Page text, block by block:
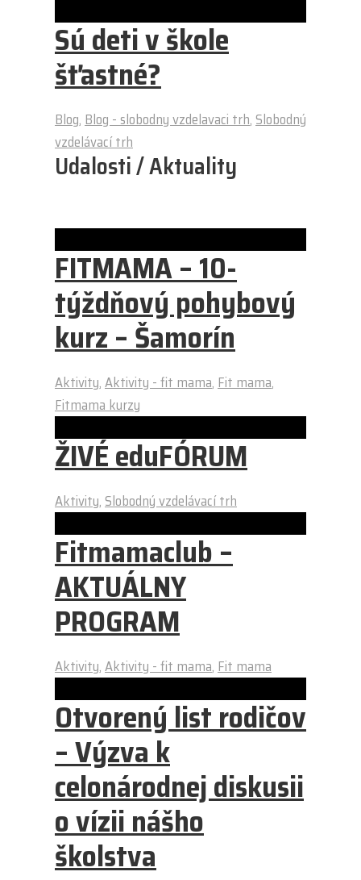
Sú deti v škole
šťastné?
Blog, Blog - slobodny vzdelavaci trh, Slobodný
vzdelávací trh
Udalosti / Aktuality
FITMAMA – 10-
týždňový pohybový
kurz – Šamorín
Aktivity,Aktivity - fit mama, Fit mama,
Fitmama kurzy
ŽIVÉ eduFÓRUM
Aktivity, Slobodný vzdelávací trh
Fitmamaclub –
AKTUÁLNY
PROGRAM
Aktivity,Aktivity - fit mama, Fit mama
Otvorený list rodičov
– Výzva k
celonárodnej diskusii
o vízii nášho
školstva